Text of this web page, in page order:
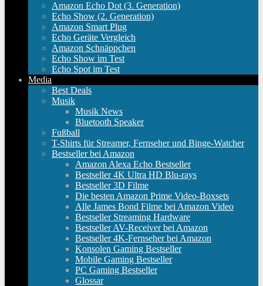
Amazon Echo Dot (3. Generation)
Echo Show (2. Generation)
Amazon Smart Plug
Echo Geräte Vergleich
Amazon Schnäppchen
Echo Show im Test
Echo Spot im Test
Media
Best Deals
Musik
Musik News
Bluetooth Speaker
Fußball
T-Shirts für Streamer, Fernseher und Binge-Watcher
Bestseller bei Amazon
Amazon Alexa Echo Bestseller
Bestseller 4K Ultra HD Blu-rays
Bestseller 3D Filme
Die besten Amazon Prime Video-Boxsets
Alle James Bond Filme bei Amazon Video
Bestseller Streaming Hardware
Bestseller AV-Receiver bei Amazon
Bestseller 4K-Fernseher bei Amazon
Konsolen Gaming Bestseller
Mobile Gaming Bestseller
PC Gaming Bestseller
Glossar